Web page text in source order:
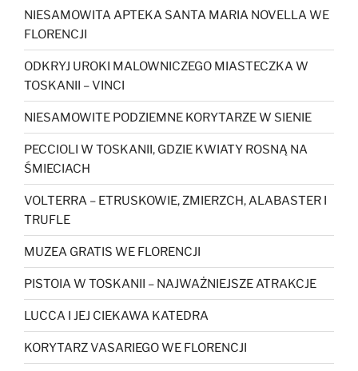
NIESAMOWITA APTEKA SANTA MARIA NOVELLA WE
FLORENCJI
ODKRYJ UROKI MALOWNICZEGO MIASTECZKA W
TOSKANII – VINCI
NIESAMOWITE PODZIEMNE KORYTARZE W SIENIE
PECCIOLI W TOSKANII, GDZIE KWIATY ROSNĄ NA
ŚMIECIACH
VOLTERRA – ETRUSKOWIE, ZMIERZCH, ALABASTER I
TRUFLE
MUZEA GRATIS WE FLORENCJI
PISTOIA W TOSKANII – NAJWAŻNIEJSZE ATRAKCJE
LUCCA I JEJ CIEKAWA KATEDRA
KORYTARZ VASARIEGO WE FLORENCJI